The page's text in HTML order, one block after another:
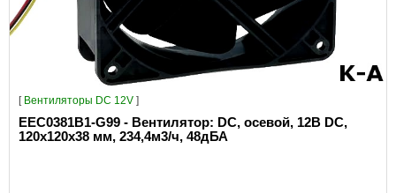
[ Вентиляторы DC 12V ]
EEC0381B1-G99 - Вентилятор: DC, осевой, 12В DC,
120x120x38 мм, 234,4м3/ч, 48дБА